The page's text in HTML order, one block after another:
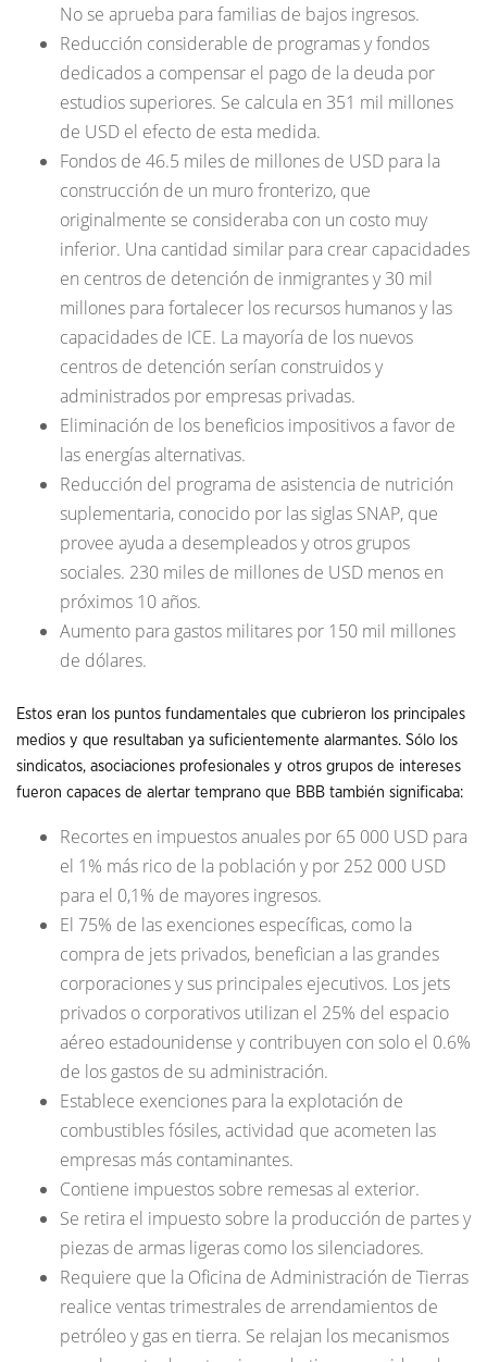
No se aprueba para familias de bajos ingresos.
Reducción considerable de programas y fondos
dedicados a compensar el pago de la deuda por
estudios superiores. Se calcula en 351 mil millones
de USD el efecto de esta medida.
Fondos de 46.5 miles de millones de USD para la
construcción de un muro fronterizo, que
originalmente se consideraba con un costo muy
inferior. Una cantidad similar para crear capacidades
en centros de detención de inmigrantes y 30 mil
millones para fortalecer los recursos humanos y las
capacidades de ICE. La mayoría de los nuevos
centros de detención serían construidos y
administrados por empresas privadas.
Eliminación de los beneficios impositivos a favor de
las energías alternativas.
Reducción del programa de asistencia de nutrición
suplementaria, conocido por las siglas SNAP, que
provee ayuda a desempleados y otros grupos
sociales. 230 miles de millones de USD menos en
próximos 10 años.
Aumento para gastos militares por 150 mil millones
de dólares.
Estos eran los puntos fundamentales que cubrieron los principales
medios y que resultaban ya suficientemente alarmantes. Sólo los
sindicatos, asociaciones profesionales y otros grupos de intereses
fueron capaces de alertar temprano que BBB también significaba:
Recortes en impuestos anuales por 65 000 USD para
el 1% más rico de la población y por 252 000 USD
para el 0,1% de mayores ingresos.
El 75% de las exenciones específicas, como la
compra de jets privados, benefician a las grandes
corporaciones y sus principales ejecutivos. Los jets
privados o corporativos utilizan el 25% del espacio
aéreo estadounidense y contribuyen con solo el 0.6%
de los gastos de su administración.
Establece exenciones para la explotación de
combustibles fósiles, actividad que acometen las
empresas más contaminantes.
Contiene impuestos sobre remesas al exterior.
Se retira el impuesto sobre la producción de partes y
piezas de armas ligeras como los silenciadores.
Requiere que la Oficina de Administración de Tierras
realice ventas trimestrales de arrendamientos de
petróleo y gas en tierra. Se relajan los mecanismos